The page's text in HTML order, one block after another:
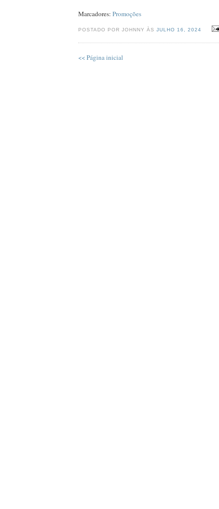
Marcadores: Promoções
POSTADO POR JOHNNY ÀSJULHO 16, 2024
<< Página inicial